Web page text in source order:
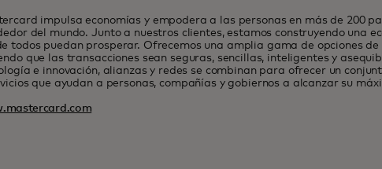
impulsa economías y empodera a las personas en más de 200
del mundo. Junto a nuestros clientes, estamos construyendo una
todos puedan prosperar. Ofrecemos una amplia gama de opciones
que las transacciones sean seguras, sencillas, inteligentes y
e innovación, alianzas y redes se combinan para ofrecer un
que ayudan a personas, compañías y gobiernos a alcanzar su